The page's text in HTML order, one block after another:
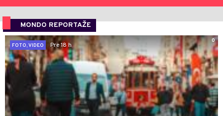
MONDO REPORTAŽE
0
FOTO, VIDEO
Pre 18 h